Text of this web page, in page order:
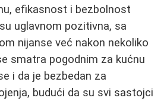
efikasnost i bezbolnost
uglavnom pozitivna, sa
nijanse već nakon nekoliko
smatra pogodnim za kućnu
i da je bezbedan za
budući da su svi sastojci